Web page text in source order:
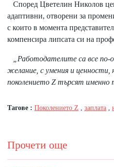
Според Цветелин Николов
адаптивни, отворени за
с които в момента
компенсира липсата си на
„Работодателите са все по-
желание, с умения и
поколението Z търсят именно
Тагове : Поколението Z заплата
Прочети още